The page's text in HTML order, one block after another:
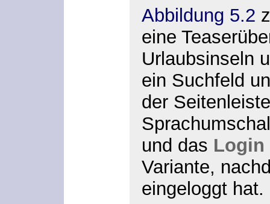
Abbildung 5.2
eine
Urlaubsinseln
ein Suchfeld
der
und das Login
Variante,
eingeloggt hat.